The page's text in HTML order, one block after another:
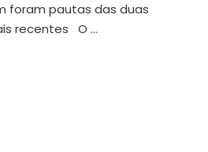
foram pautas das duas
recentes O ...